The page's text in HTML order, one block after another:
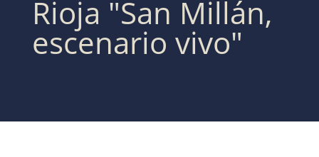
Rioja "San Millán,
escenario vivo"